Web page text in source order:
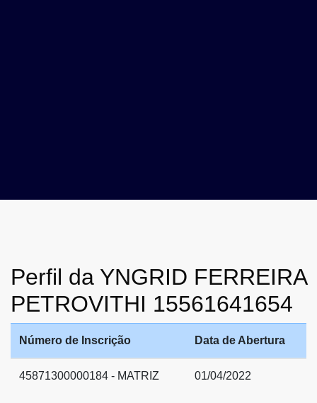
Perfil da YNGRID FERREIRA
PETROVITHI 15561641654
Número de Inscrição Data de Abertura
45871300000184 - MATRIZ 01/04/2022